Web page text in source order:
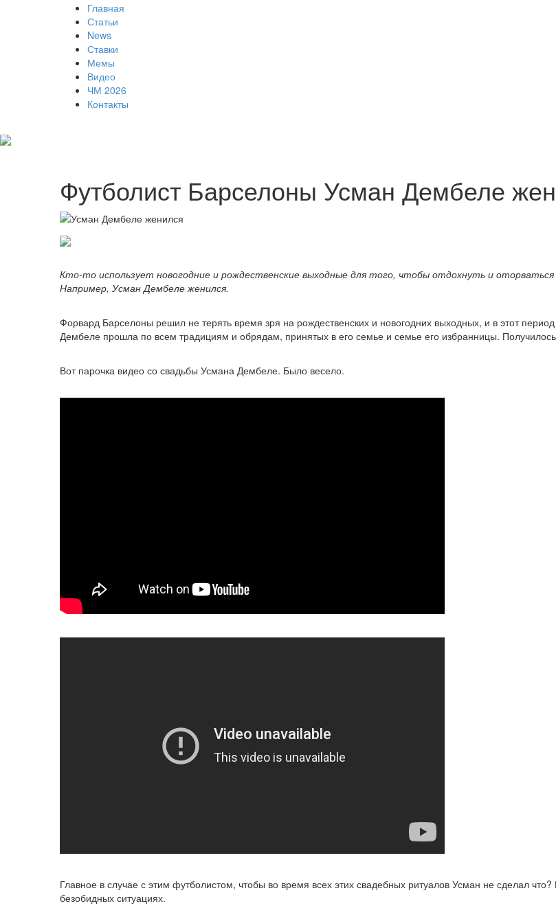
Главная
Статьи
News
Ставки
Мемы
Видео
ЧМ 2026
Контакты
Футболист Барселоны Усман Дембеле
Кто-то использует новогодние и рождественские выходные для того, чтобы отдохнуть и
Например, Усман Дембеле женился.
Форвард Барселоны решил не терять время зря на рождественских и новогодних выходных, и в этот
Дембеле прошла по всем традициям и обрядам, принятых в его семье и семье его избранницы.
Вот парочка видео со свадьбы Усмана Дембеле. Было весело.
Главное в случае с этим футболистом, чтобы во время всех этих свадебных ритуалов Усман не сделал
безобидных ситуациях.